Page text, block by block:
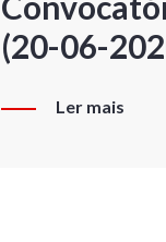
(20-06-
Ler mais